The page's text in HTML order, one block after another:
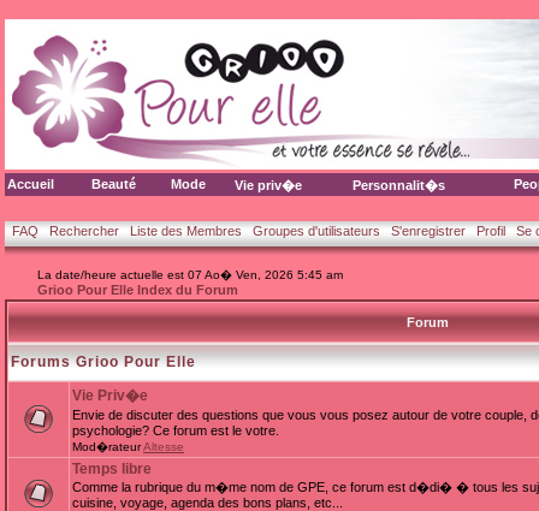
Accueil Beauté Mode Vie priv�e Personnalit�s
FAQ Rechercher Liste des Membres Groupes d'utilisateurs S'enregistrer Profil Se
La date/heure actuelle est 07 Ao� Ven, 2026 5:45 am
Grioo Pour Elle Index du Forum
Forum
Forums Grioo Pour Elle
Vie Priv�e
Envie de discuter des questions que vous vous posez autour de votre
psychologie? Ce forum est le votre.
Mod�rateurAltesse
Temps libre
Comme la rubrique du m�me nom de GPE, ce forum est d�di� � tous les
cuisine, voyage, agenda des bons plans, etc...